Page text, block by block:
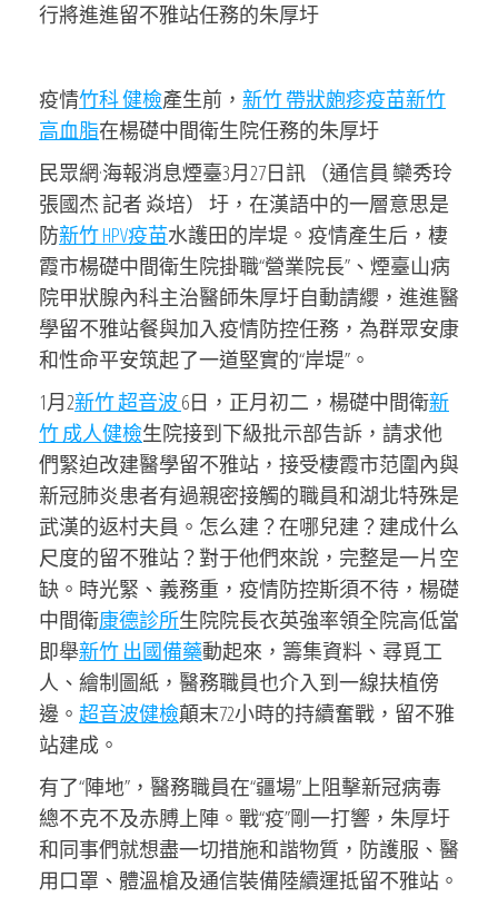
行將進進留不雅站任務的朱厚圩
疫情竹科 健檢產生前， 新竹 帶狀皰疹疫苗新竹
高血脂在楊礎中間衛生院任務的朱厚圩
民眾網·海報消息煙臺3月27日訊 （通信員 欒秀玲
張國杰 記者 焱培） 圩，在漢語中的一層意思是
防新竹 HPV疫苗水護田的岸堤。疫情產生后，棲
霞市楊礎中間衛生院掛職“營業院長”、煙臺山病
院甲狀腺內科主治醫師朱厚圩自動請纓，進進醫
學留不雅站餐與加入疫情防控任務，為群眾安康
和性命平安筑起了一道堅實的“岸堤”。
1月2新竹 超音波 6日，正月初二，楊礎中間衛新
竹 成人健檢生院接到下級批示部告訴，請求他
們緊迫改建醫學留不雅站，接受棲霞市范圍內與
新冠肺炎患者有過親密接觸的職員和湖北特殊是
武漢的返村夫員。怎么建？在哪兒建？建成什么
尺度的留不雅站？對于他們來說，完整是一片空
缺。時光緊、義務重，疫情防控斯須不待，楊礎
中間衛康德診所生院院長衣英強率領全院高低當
即舉新竹 出國備藥動起來，籌集資料、尋覓工
人、繪制圖紙，醫務職員也介入到一線扶植傍
邊。 超音波健檢顛末72小時的持續奮戰，留不雅
站建成。
有了“陣地”，醫務職員在“疆場”上阻擊新冠病毒
總不克不及赤膊上陣。戰“疫”剛一打響，朱厚圩
和同事們就想盡一切措施和諧物質，防護服、醫
用口罩、體溫槍及通信裝備陸續運抵留不雅站。